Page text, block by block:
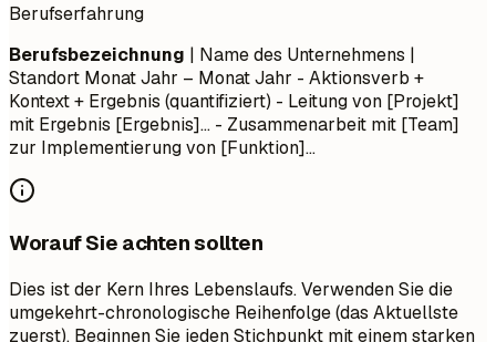
Berufserfahrung
Berufsbezeichnung | Name des Unternehmens |
Standort Monat Jahr – Monat Jahr - Aktionsverb +
Kontext + Ergebnis (quantifiziert) - Leitung von [Projekt]
mit Ergebnis [Ergebnis]... - Zusammenarbeit mit [Team]
zur Implementierung von [Funktion]...
Worauf Sie achten sollten
Dies ist der Kern Ihres Lebenslaufs. Verwenden Sie die
umgekehrt-chronologische Reihenfolge (das Aktuellste
zuerst). Beginnen Sie jeden Stichpunkt mit einem starken